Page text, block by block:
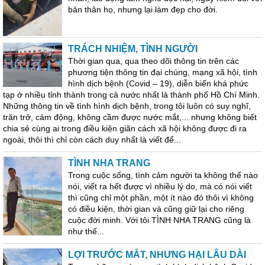
bản thân họ, nhưng lại làm đẹp cho đời.
TRÁCH NHIỆM, TÌNH NGƯỜI
Thời gian qua, qua theo dõi thông tin trên các
phương tiện thông tin đại chúng, mạng xã hội, tình
hình dịch bệnh (Covid – 19), diễn biến khá phức
tạp ở nhiều tỉnh thành trong cả nước nhất là thành phố Hồ Chí Minh.
Những thông tin về tình hình dịch bệnh, trong tôi luôn có suy nghĩ,
trăn trở, cảm động, không cầm được nước mắt,... nhưng không biết
chia sẻ cùng ai trong điều kiện giãn cách xã hội không được đi ra
ngoài, thôi thì chỉ còn cách duy nhất là viết để...
TÌNH NHA TRANG
Trong cuộc sống, tình cảm người ta không thể nào
nói, viết ra hết được vì nhiều lý do, mà có nói viết
thì cũng chỉ một phần, một ít nào đó thôi vì không
có điều kiện, thời gian và cũng giữ lại cho riêng
cuộc đời minh. Với tôi TÌNH NHA TRANG cũng là
như thế...
LỢI TRƯỚC MẮT, NHƯNG HẠI LÂU DÀI